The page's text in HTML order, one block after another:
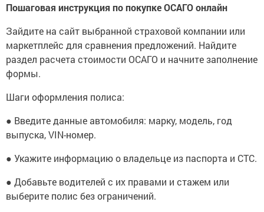
Пошаговая инструкция по покупке ОСАГО онлайн
Зайдите на сайт выбранной страховой компании или
маркетплейс для сравнения предложений. Найдите
раздел расчета стоимости ОСАГО и начните заполнение
формы.
Шаги оформления полиса:
● Введите данные автомобиля: марку, модель, год
выпуска, VIN-номер.
● Укажите информацию о владельце из паспорта и СТС.
● Добавьте водителей с их правами и стажем или
выберите полис без ограничений.